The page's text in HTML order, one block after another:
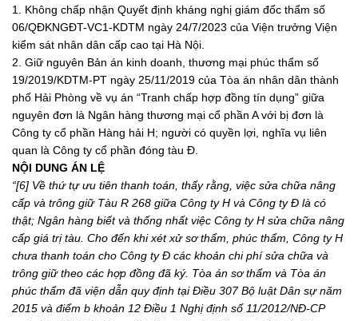
1. Không chấp nhận Quyết định kháng nghị giám đốc thẩm số
06/QĐKNGĐT-VC1-KDTM ngày 24/7/2023 của Viện trưởng Viện
kiểm sát nhân dân cấp cao tại Hà Nội.
2. Giữ nguyên Bản án kinh doanh, thương mại phúc thẩm số
19/2019/KDTM-PT ngày 25/11/2019 của Tòa án nhân dân thành
phố Hải Phòng về vụ án “Tranh chấp hợp đồng tín dụng” giữa
nguyên đơn là Ngân hàng thương mại cổ phần A với bị đơn là
Công ty cổ phần Hàng hải H; người có quyền lợi, nghĩa vụ liên
quan là Công ty cổ phần đóng tàu Đ.
NỘI DUNG ÁN LỆ
“[6] Về thứ tự ưu tiên thanh toán, thấy rằng, việc sửa chữa nâng
cấp và trông giữ Tàu R 268 giữa Công ty H và Công ty Đ là có
thật; Ngân hàng biết và thống nhất việc Công ty H sửa chữa nâng
cấp giá trị tàu. Cho đến khi xét xử sơ thẩm, phúc thẩm, Công ty H
chưa thanh toán cho Công ty Đ các khoản chi phí sửa chữa và
trông giữ theo các hợp đồng đã ký. Tòa án sơ thẩm và Tòa án
phúc thẩm đã viện dẫn quy định tại Điều 307 Bộ luật Dân sự năm
2015 và điểm b khoản 12 Điều 1 Nghị định số 11/2012/NĐ-CP